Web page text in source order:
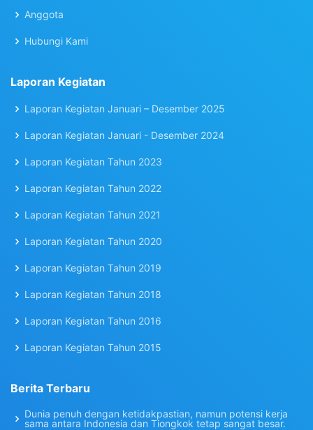
Anggota
Hubungi Kami
Laporan Kegiatan
Laporan Kegiatan Januari – Desember 2025
Laporan Kegiatan Januari - Desember 2024
Laporan Kegiatan Tahun 2023
Laporan Kegiatan Tahun 2022
Laporan Kegiatan Tahun 2021
Laporan Kegiatan Tahun 2020
Laporan Kegiatan Tahun 2019
Laporan Kegiatan Tahun 2018
Laporan Kegiatan Tahun 2016
Laporan Kegiatan Tahun 2015
Berita Terbaru
Dunia penuh dengan ketidakpastian, namun potensi kerja
sama antara Indonesia dan Tiongkok tetap sangat besar.